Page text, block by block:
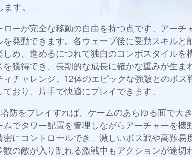
す。
ーが完全な移動の自由を持つ点です。アー
発動できます。各ウェーブ後に受動スキル
め、進めるにつれて独自のコンボスタイル
獲得でき、長期的な成長に確かな重みが生
チャレンジ、12体のエピックな強敵とのボ
おり、片手で快適にプレイできます。
防をプレイすれば、ゲームのあらゆる面で大
でタワー配置を管理しながらアーチャーを
にコントロールでき、激しいボス戦や高難
の敵が入り乱れる激戦中もアクションが途